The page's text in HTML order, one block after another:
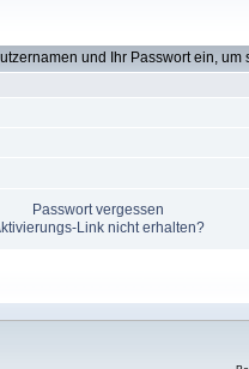
und Ihr Passwort ein, um
Passwort vergessen
Link nicht erhalten?